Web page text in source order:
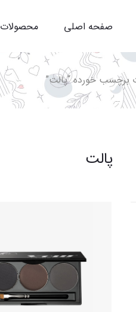
صفحه اصلی محصولات
برچسب خورده “پالت”
پالت